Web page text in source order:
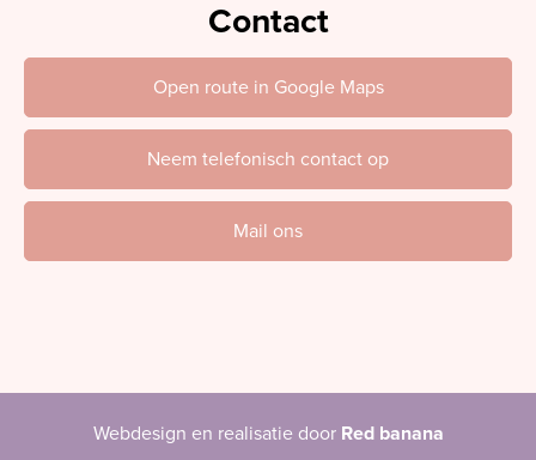
Contact
Open route in Google Maps
Neem telefonisch contact op
Mail ons
Webdesign en realisatie door Red banana